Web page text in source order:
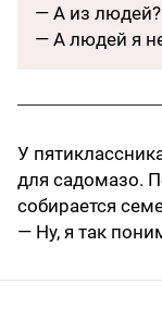
— А из людей?
— А людей я
У
для садомазо.
собирается
— Ну, я так